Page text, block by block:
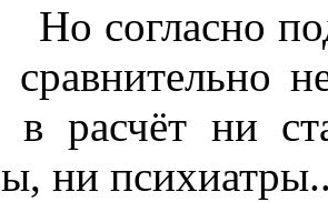
сравнительно
в расчёт ни
ни